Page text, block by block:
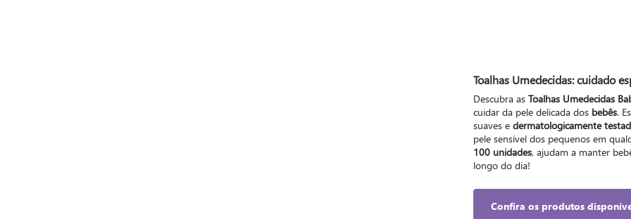
Toalhas Umedecidas: cuidado
Descubra as Toalhas Umedecidas
cuidar da pele delicada dos bebês.
suaves e dermatologicamente
pele sensível dos pequenos em
100 unidades, ajudam a manter
longo do dia!
Confira os produtos